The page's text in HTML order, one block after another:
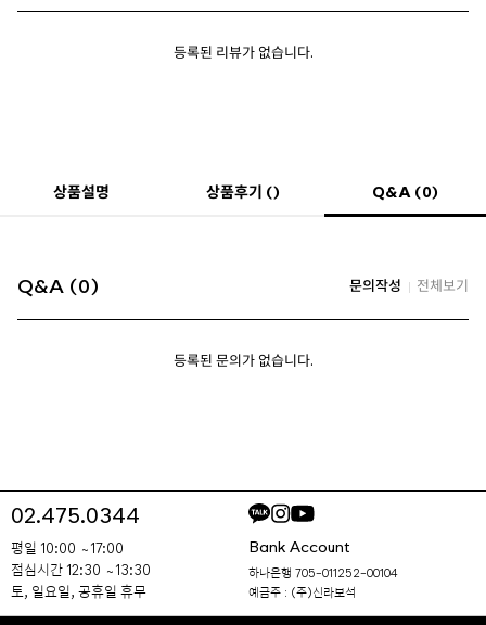
등록된 리뷰가 없습니다.
상품설명 상품후기 () Q&A (0)
Q&A (0) 문의작성 전체보기
등록된 문의가 없습니다.
02.475.0344
평일 10:00 ~ 17:00
점심시간 12:30 ~ 13:30
토, 일요일, 공휴일 휴무
Bank Account
하나은행 705-011252-00104
예금주 : (주)신라보석